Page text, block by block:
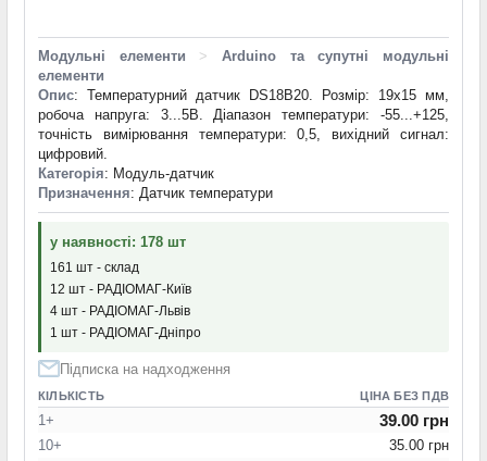
Модульні елементи >
Arduino та супутні модульні
елементи
Опис: Температурний датчик DS18B20. Розмір: 19x15 мм,
робоча напруга: 3...5В. Діапазон температури: -55...+125,
точність вимірювання температури: 0,5, вихідний сигнал:
цифровий.
Категорія: Модуль-датчик
Призначення: Датчик температури
у наявності: 178 шт
161 шт - склад
12 шт - РАДІОМАГ-Київ
4 шт - РАДІОМАГ-Львів
1 шт - РАДІОМАГ-Дніпро
Підписка на надходження
КІЛЬКІСТЬ ЦІНА БЕЗ ПДВ
1+ 39.00 грн
10+
35.00 грн